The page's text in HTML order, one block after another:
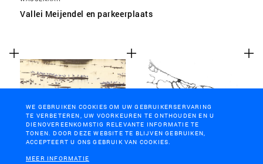
Vallei Meijendel en parkeerplaats
MAASVLAKTE, ROTTERDAM
Masterplan en
inrichtingsplan
MaasvlaktePlaza
ARNAVUTKÖY, ISTANBUL
Atelier Istanbul
WE GEBRUIKEN COOKIES OM UW GEBRUIKERSERVARING
TE VERBETEREN, UW VOORKEUREN TE ONTHOUDEN EN U
DIENOVEREENKOMSTIG RELEVANTE INFORMATIE TE
TONEN. DOOR DEZE WEBSITE TE BLIJVEN GEBRUIKEN,
ACCEPTEERT U ONS GEBRUIK VAN COOKIES.
MEER INFORMATIE